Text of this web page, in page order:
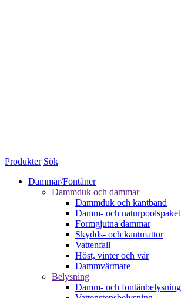
Produkter Sök
Dammar/Fontäner
Dammduk och dammar
Dammduk och kantband
Damm- och naturpoolspaket
Formgjutna dammar
Skydds- och kantmattor
Vattenfall
Höst, vinter och vår
Dammvärmare
Belysning
Damm- och fontänbelysning